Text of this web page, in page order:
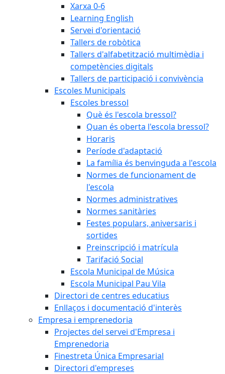
Xarxa 0-6
Learning English
Servei d'orientació
Tallers de robòtica
Tallers d'alfabetització multimèdia i
competències digitals
Tallers de participació i convivència
Escoles Municipals
Escoles bressol
Què és l'escola bressol?
Quan és oberta l'escola bressol?
Horaris
Període d'adaptació
La família és benvinguda a l'escola
Normes de funcionament de
l'escola
Normes administratives
Normes sanitàries
Festes populars, aniversaris i
sortides
Preinscripció i matrícula
Tarifació Social
Escola Municipal de Música
Escola Municipal Pau Vila
Directori de centres educatius
Enllaços i documentació d'interès
Empresa i emprenedoria
Projectes del servei d'Empresa i
Emprenedoria
Finestreta Única Empresarial
Directori d'empreses